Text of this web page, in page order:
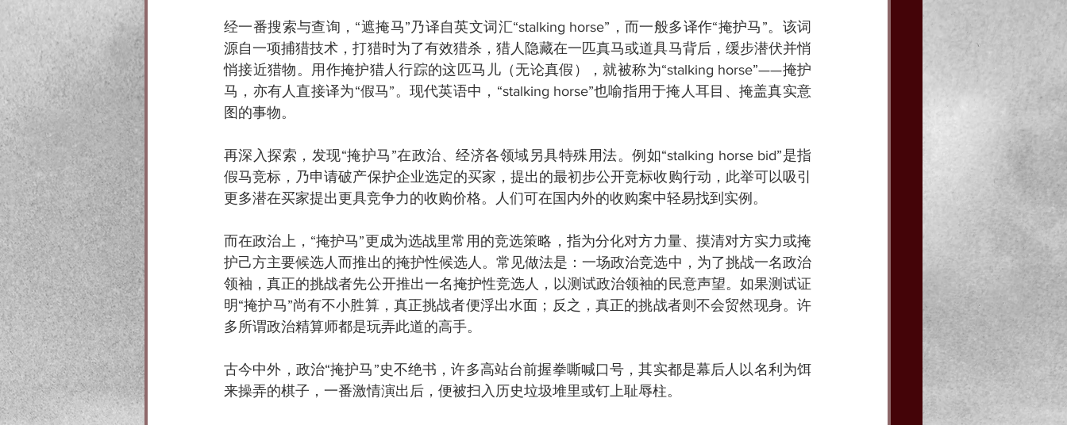
经一番搜索与查询，“遮掩马”乃译自英文词汇“stalking horse”，而一般多译作“掩护马”。该词
源自一项捕猎技术，打猎时为了有效猎杀，猎人隐藏在一匹真马或道具马背后，缓步潜伏并悄
悄接近猎物。用作掩护猎人行踪的这匹马儿（无论真假），就被称为“stalking horse”——掩护
马，亦有人直接译为“假马”。现代英语中，“stalking horse”也喻指用于掩人耳目、掩盖真实意
图的事物。
再深入探索，发现“掩护马”在政治、经济各领域另具特殊用法。例如“stalking horse bid”是指
假马竞标，乃申请破产保护企业选定的买家，提出的最初步公开竞标收购行动，此举可以吸引
更多潜在买家提出更具竞争力的收购价格。人们可在国内外的收购案中轻易找到实例。
而在政治上，“掩护马”更成为选战里常用的竞选策略，指为分化对方力量、摸清对方实力或掩
护己方主要候选人而推出的掩护性候选人。常见做法是：一场政治竞选中，为了挑战一名政治
领袖，真正的挑战者先公开推出一名掩护性竞选人，以测试政治领袖的民意声望。如果测试证
明“掩护马”尚有不小胜算，真正挑战者便浮出水面；反之，真正的挑战者则不会贸然现身。许
多所谓政治精算师都是玩弄此道的高手。
古今中外，政治“掩护马”史不绝书，许多高站台前握拳嘶喊口号，其实都是幕后人以名利为饵
来操弄的棋子，一番激情演出后，便被扫入历史垃圾堆里或钉上耻辱柱。